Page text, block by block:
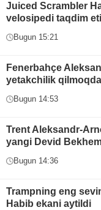
Juiced Scrambler
velosipedi taqdim
Bugun 15:21
Fenerbahçe
yetakchilik qilmoqda
Bugun 14:53
Trent Aleksandr-
yangi Devid
Bugun 14:36
Trampning eng
Habib ekani aytildi